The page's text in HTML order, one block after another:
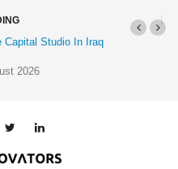
Capital Studio In Iraq
2026